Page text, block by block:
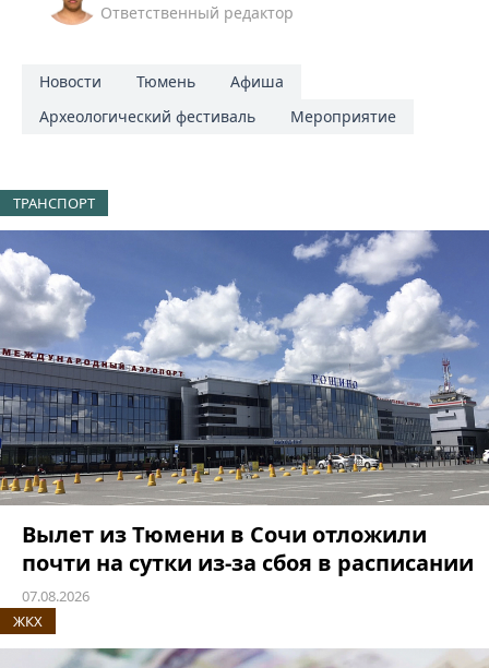
Ответственный редактор
Новости Тюмень
Афиша
Археологический фестиваль
Мероприятие
ТРАНСПОРТ
Вылет из Тюмени в Сочи отложили
почти на сутки из-за сбоя в расписании
07.08.2026
ЖКХ